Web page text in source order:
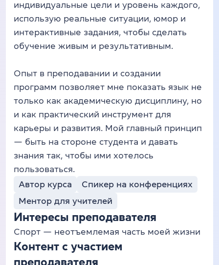
индивидуальные цели и уровень каждого,
использую реальные ситуации, юмор и
интерактивные задания, чтобы сделать
обучение живым и результативным.
Опыт в преподавании и создании
программ позволяет мне показать язык не
только как академическую дисциплину, но
и как практический инструмент для
карьеры и развития. Мой главный принцип
— быть на стороне студента и давать
знания так, чтобы ими хотелось
пользоваться.
Автор курса
Спикер на конференциях
Ментор для учителей
Интересы преподавателя
Спорт — неотъемлемая часть моей жизни
Контент с участием
преподавателя